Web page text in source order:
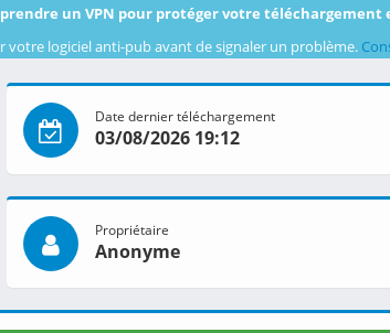
un VPN pour protéger votre téléchargement
votre logiciel anti-pub avant de signaler un problème.
Date dernier téléchargement
03/08/2026 19:12
Propriétaire
Anonyme